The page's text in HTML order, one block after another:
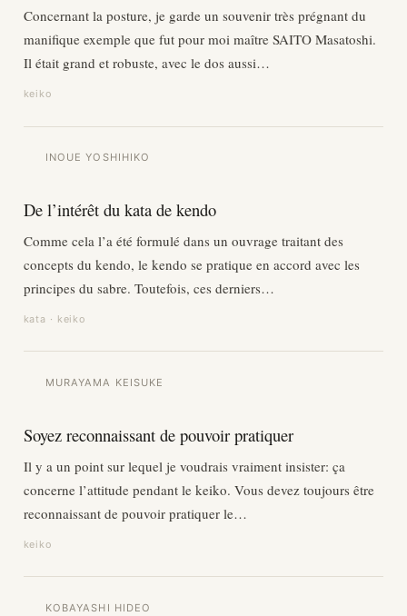
Concernant la posture, je garde un souvenir très prégnant du
manifique exemple que fut pour moi maître SAITO Masatoshi.
Il était grand et robuste, avec le dos aussi…
keiko
INOUE YOSHIHIKO
De l’intérêt du kata de kendo
Comme cela l’a été formulé dans un ouvrage traitant des
concepts du kendo, le kendo se pratique en accord avec les
principes du sabre. Toutefois, ces derniers…
kata · keiko
MURAYAMA KEISUKE
Soyez reconnaissant de pouvoir pratiquer
Il y a un point sur lequel je voudrais vraiment insister: ça
concerne l’attitude pendant le keiko. Vous devez toujours être
reconnaissant de pouvoir pratiquer le…
keiko
KOBAYASHI HIDEO